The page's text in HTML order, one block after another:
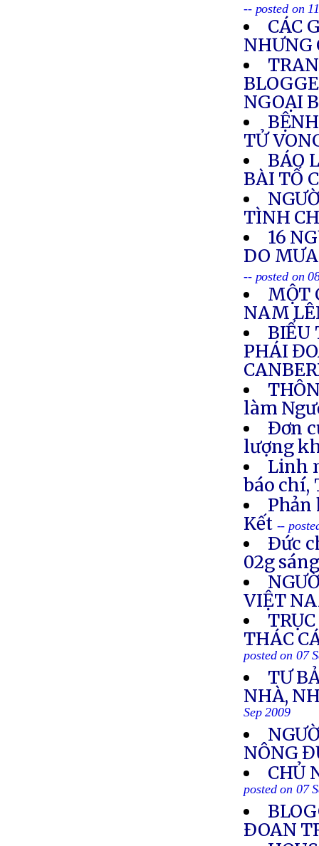
-- posted on
CÁC
NHƯNG
NGOẠI
TỬ
BÁO
BÀI TỐ
TÌNH
16
DO
-- posted on
MỘT
NAM
BIỂU
PHÁI
làm
Ðơn
lượng
Linh
báo chí,
Phản
Kết --
Ðức
02g
VIỆT
THÁC
posted on 07
TƯ
NHÀ,
Sep 2009
NÔNG
CHỦ
posted on 07
ÐOAN